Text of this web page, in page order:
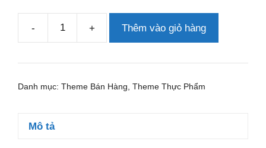
-
Theme
bán
đông
+ Thêm vào giỏ hàng
Danh mục: Theme Bán Hàng, Theme Thực Phẩm
Mô tả